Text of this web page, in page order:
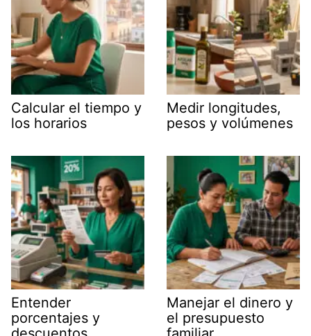
Calcular el tiempo y
los horarios
Medir longitudes,
pesos y volúmenes
Entender
porcentajes y
Manejar el dinero y
el presupuesto